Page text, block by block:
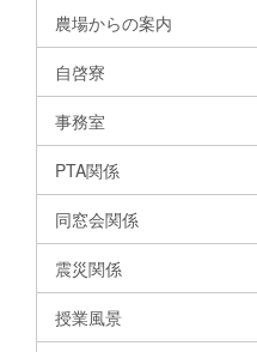
農場からの案内
自啓寮
事務室
PTA関係
同窓会関係
震災関係
授業風景